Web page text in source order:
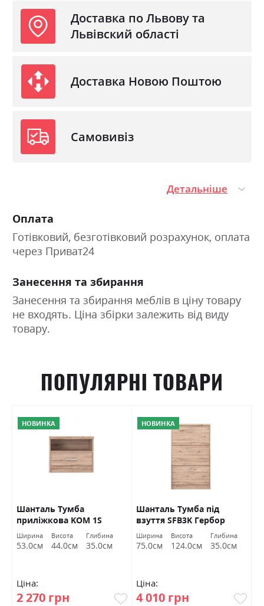
Доставка по Львову та
Львівский області
Доставка Новою Поштою
Самовивіз
Детальніше
Оплата
Готівковий, безготівковий розрахунок, оплата
через Приват24
Занесення та збирання
Занесення та збирання меблів в ціну товару
не входять. Ціна збірки залежить від виду
товару.
ПОПУЛЯРНІ ТОВАРИ
НОВИНКА
Шанталь Тумба
приліжкова KOM 1S
Гербор
Ширина
53.0см
Висота
44.0см
Глибина
35.0см
Ціна:
2 270 грн
НОВИНКА
Шанталь Тумба під
взуття SFB3K Гербор
Ширина
75.0см
Висота
124.0см
Глибина
35.0см
Ціна:
4 010 грн